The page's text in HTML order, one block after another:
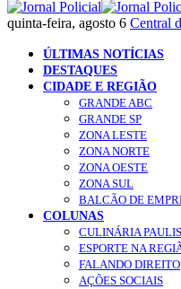
quinta-feira, agosto 6 Central
ÚLTIMAS NOTÍCIAS
DESTAQUES
CIDADE E REGIÃO
GRANDE ABC
GRANDE SP
ZONA LESTE
ZONA NORTE
ZONA OESTE
ZONA SUL
BALCÃO DE
COLUNAS
CULINÁRIA
ESPORTE NA
FALANDO DIREITO
AÇÕES SOCIAIS